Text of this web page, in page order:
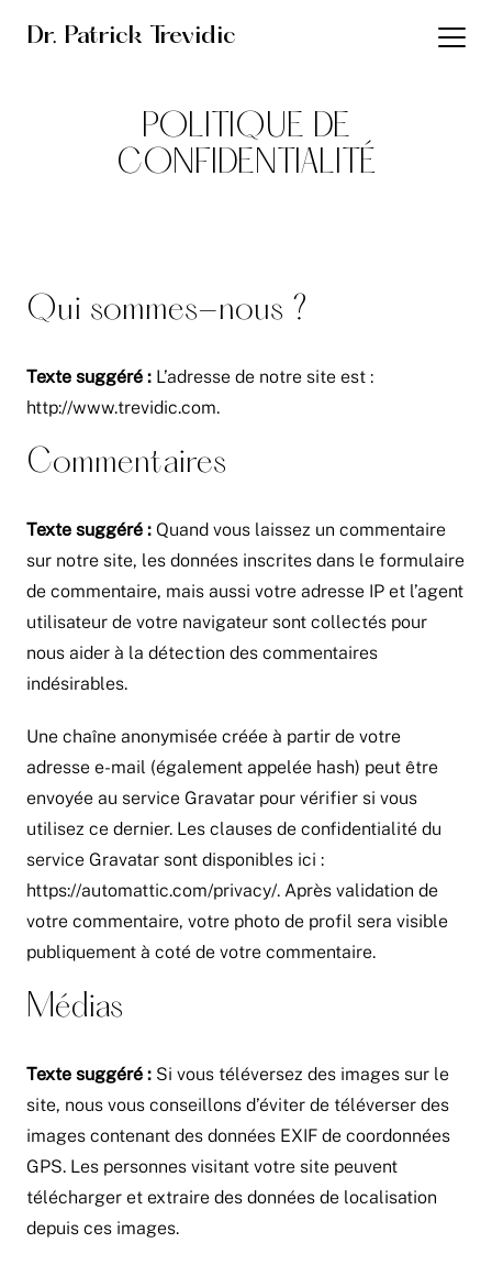
Dr. Patrick Trevidic
POLITIQUE DE
CONFIDENTIALITÉ
Qui sommes-nous ?
Texte suggéré : L’adresse de notre site est :
http://www.trevidic.com.
Commentaires
Texte suggéré : Quand vous laissez un commentaire
sur notre site, les données inscrites dans le formulaire
de commentaire, mais aussi votre adresse IP et l’agent
utilisateur de votre navigateur sont collectés pour
nous aider à la détection des commentaires
indésirables.
Une chaîne anonymisée créée à partir de votre
adresse e-mail (également appelée hash) peut être
envoyée au service Gravatar pour vérifier si vous
utilisez ce dernier. Les clauses de confidentialité du
service Gravatar sont disponibles ici :
https://automattic.com/privacy/. Après validation de
votre commentaire, votre photo de profil sera visible
publiquement à coté de votre commentaire.
Médias
Texte suggéré : Si vous téléversez des images sur le
site, nous vous conseillons d’éviter de téléverser des
images contenant des données EXIF de coordonnées
GPS. Les personnes visitant votre site peuvent
télécharger et extraire des données de localisation
depuis ces images.